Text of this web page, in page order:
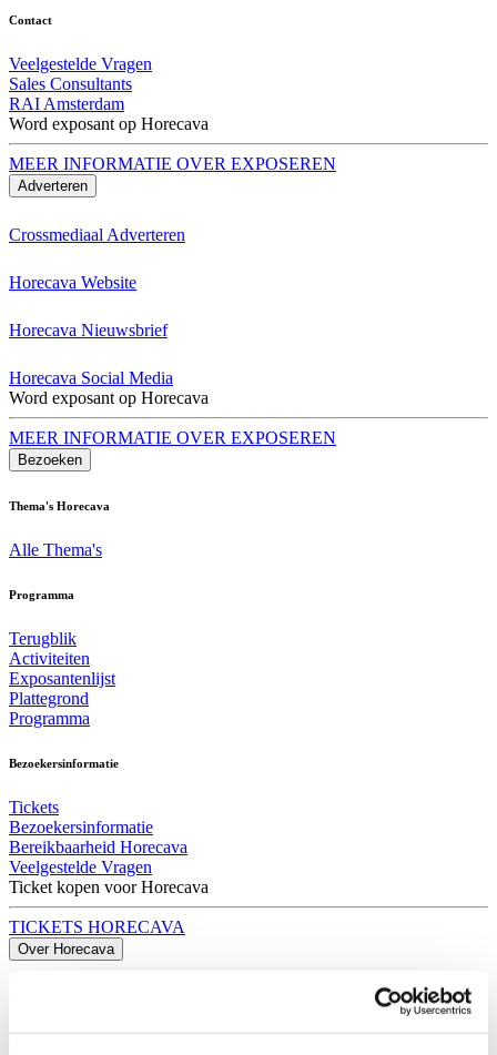
Contact
Veelgestelde Vragen
Sales Consultants
RAI Amsterdam
Word exposant op Horecava
MEER INFORMATIE OVER EXPOSEREN
Adverteren
Crossmediaal Adverteren
Horecava Website
Horecava Nieuwsbrief
Horecava Social Media
Word exposant op Horecava
MEER INFORMATIE OVER EXPOSEREN
Bezoeken
Thema's Horecava
Alle Thema's
Programma
Terugblik
Activiteiten
Exposantenlijst
Plattegrond
Programma
Bezoekersinformatie
Tickets
Bezoekersinformatie
Bereikbaarheid Horecava
Veelgestelde Vragen
Ticket kopen voor Horecava
TICKETS HORECAVA
Over Horecava
Contact